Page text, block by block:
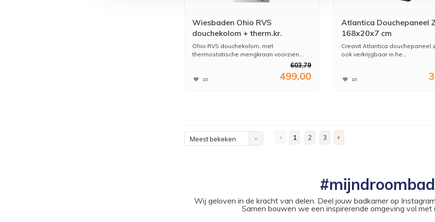
Wiesbaden Ohio RVS
douchekolom + therm.kr.
1580x200
Ohio RVS douchekolom, met
thermostatische mengkraan voorzien...
603,79
499,00
Atlantica Douchepaneel
168x20x7 cm
Creavit Atlantica douchepaneel
ook verkrijgbaar in he...
Meest bekeken 1 2 3
Wij geloven in de kracht van delen. Deel jouw badkamer op
Samen bouwen we een inspirerende omgeving vol